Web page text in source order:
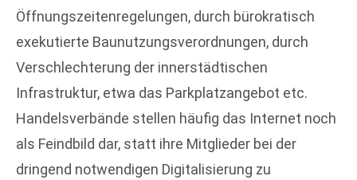
Öffnungszeitenregelungen, durch bürokratisch
exekutierte Baunutzungsverordnungen, durch
Verschlechterung der innerstädtischen
Infrastruktur, etwa das Parkplatzangebot etc.
Handelsverbände stellen häufig das Internet noch
als Feindbild dar, statt ihre Mitglieder bei der
dringend notwendigen Digitalisierung zu